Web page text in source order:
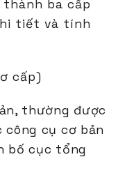
ba cấp
tiết và tính
cấp)
thường được
cụ cơ bản
bố cục tổng